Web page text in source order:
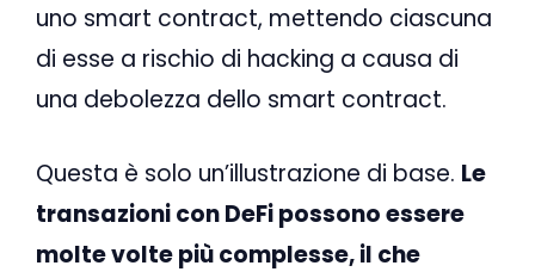
uno smart contract, mettendo ciascuna
di esse a rischio di hacking a causa di
una debolezza dello smart contract.
Questa è solo un’illustrazione di base. Le
transazioni con DeFi possono essere
molte volte più complesse, il che